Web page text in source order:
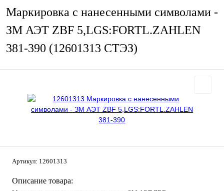
Маркировка с нанесенными символами -
ЗМ АЭТ ZBF 5,LGS:FORTL.ZAHLEN
381-390 (12601313 СТЭЗ)
Артикул: 12601313
Описание товара: